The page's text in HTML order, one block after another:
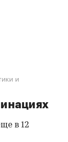
и
в 12